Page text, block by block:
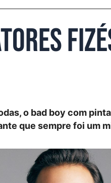
o bad boy com
que sempre foi um